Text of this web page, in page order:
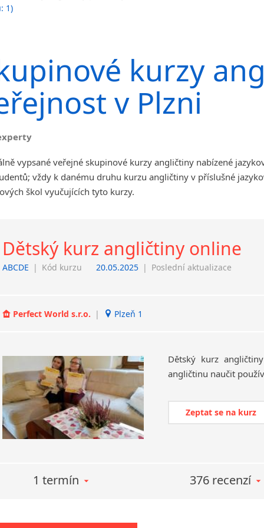
Chrudim
Děčín
Hodonín
Klatovy
Kolín
Most
Sedlčany
Tišnov
Vysoká nad Labem
1)
kurzy
v Plzni
vypsané veřejné skupinové kurzy angličtiny nabízené
vždy k danému druhu kurzu angličtiny v příslušné
škol vyučujících tyto kurzy.
Dětský kurz angličtiny online
ABCDE | Kód kurzu 20.05.2025 | Poslední aktualizace
Perfect World s.r.o. | Plzeň 1
Dětský kurz angličtiny
angličtinu naučit
Zeptat se na kurz
1 termín 376 recenzí